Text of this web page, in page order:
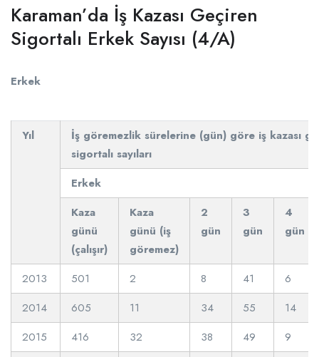
Karaman’da İş Kazası Geçiren
Sigortalı Erkek Sayısı (4/A)
Erkek
Yıl
İş göremezlik sürelerine (gün) göre iş kazası
sigortalı sayıları
Erkek
Kaza
günü
(çalışır)
Kaza
günü (iş
göremez)
2
gün
3
gün
4
gün
2013 501 2 8 41
6
2014
605 11 34 55
14
2015
416 32 38 49
9